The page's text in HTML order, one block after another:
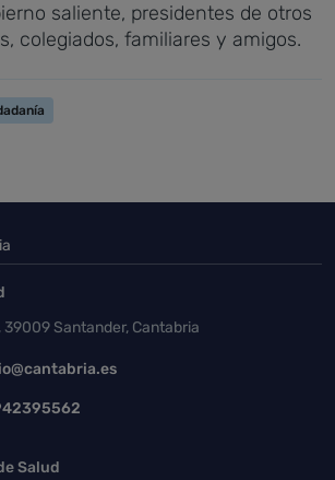
saliente, presidentes de otros
colegiados, familiares y amigos.
de página
39009 Santander, Cantabria
Salud